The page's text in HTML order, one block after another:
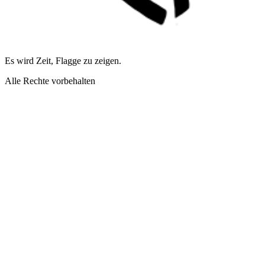
Es wird Zeit, Flagge zu zeigen.
Alle Rechte vorbehalten